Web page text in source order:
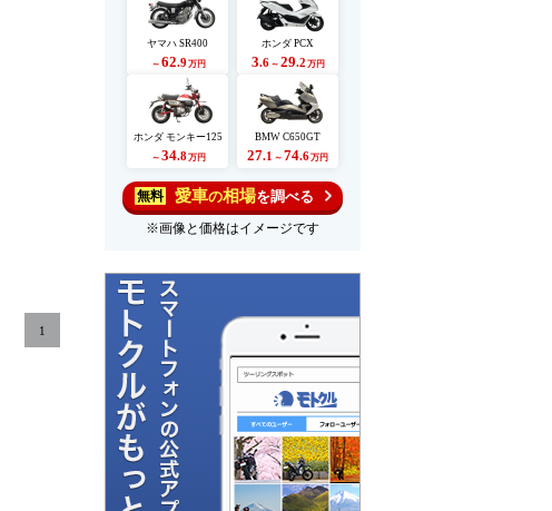
1
ヤマハ SR400
～ 62.9 万円
ホンダ PCX
3.6 ～ 29.2 万円
ホンダ モンキー125
～ 34.8万円
BMW C650GT
27.1 ～ 74.6万円
無料 愛車の相場を調べる
※画像と価格はイメージです